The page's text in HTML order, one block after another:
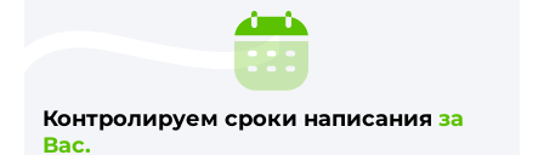
Контролируем сроки написания за
Вас.